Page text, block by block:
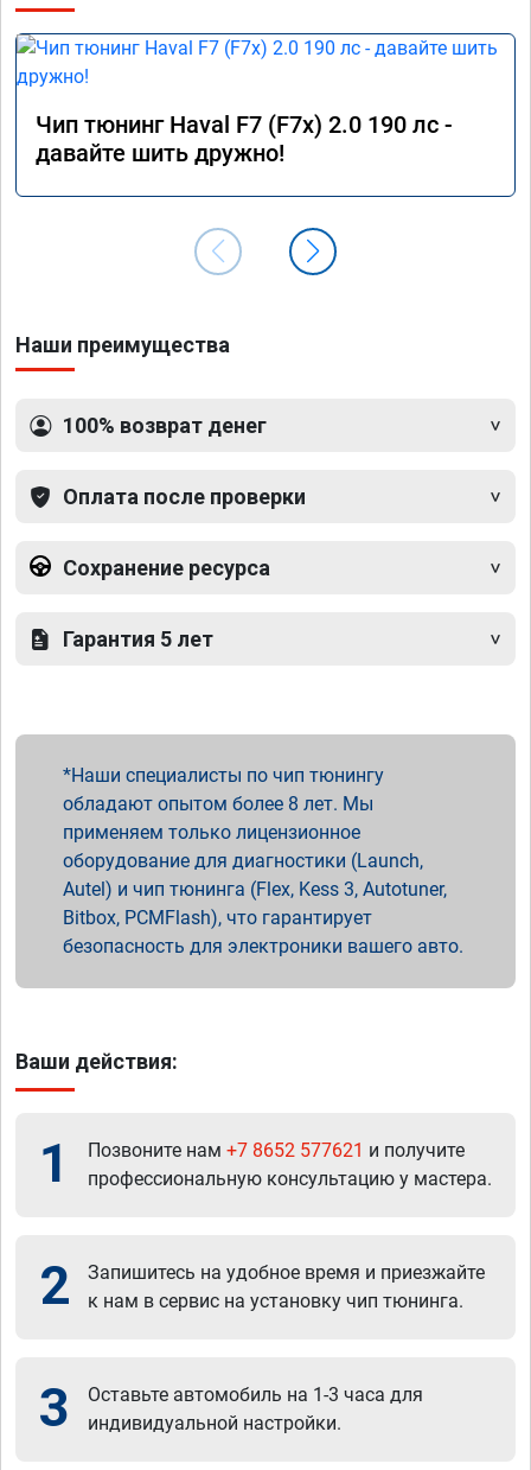
Чип тюнинг Haval F7 (F7x) 2.0 190 лс -
давайте шить дружно!
Наши преимущества
100% возврат денег
Оплата после проверки
Сохранение ресурса
Гарантия 5 лет
Наши специалисты по чип тюнингу
обладают опытом более 8 лет. Мы
применяем только лицензионное
оборудование для диагностики (Launch,
Autel) и чип тюнинга (Flex, Kess 3, Autotuner,
Bitbox, PCMFlash), что гарантирует
безопасность для электроники вашего авто.
Ваши действия:
1 Позвоните нам +7 8652 577621 и получите
профессиональную консультацию у мастера.
2
Запишитесь на удобное время и приезжайте
к нам в сервис на установку чип тюнинга.
3
Оставьте автомобиль на 1-3 часа для
индивидуальной настройки.